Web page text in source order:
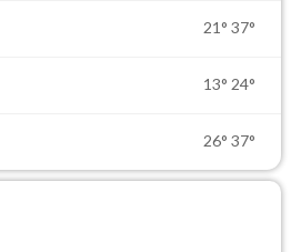
21° 37°
13° 24°
26° 37°